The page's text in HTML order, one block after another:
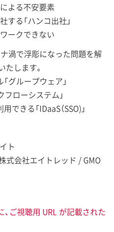
よる不安要素
する「ハンコ出社」
ークできない
渦で浮彫になった問題を解
します。
グループウェア」
フローシステム」
きる「IDaaS（SSO)」
ト
式会社エイトレッド / GMO
ご視聴用 URL が記載された